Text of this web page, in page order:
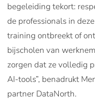
begeleiding tekort:
de professionals in
training ontbreekt of
bijscholen van
zorgen dat ze volledig
AI-tools”, benadrukt
partner DataNorth.